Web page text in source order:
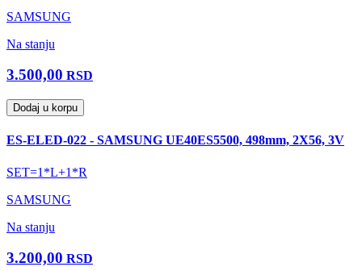
SAMSUNG
Na stanju
3.500,00 RSD
Dodaj u korpu
ES-ELED-022 - SAMSUNG UE40ES5500, 498mm, 2X56, 3V
SET=1*L+1*R
SAMSUNG
Na stanju
3.200,00 RSD